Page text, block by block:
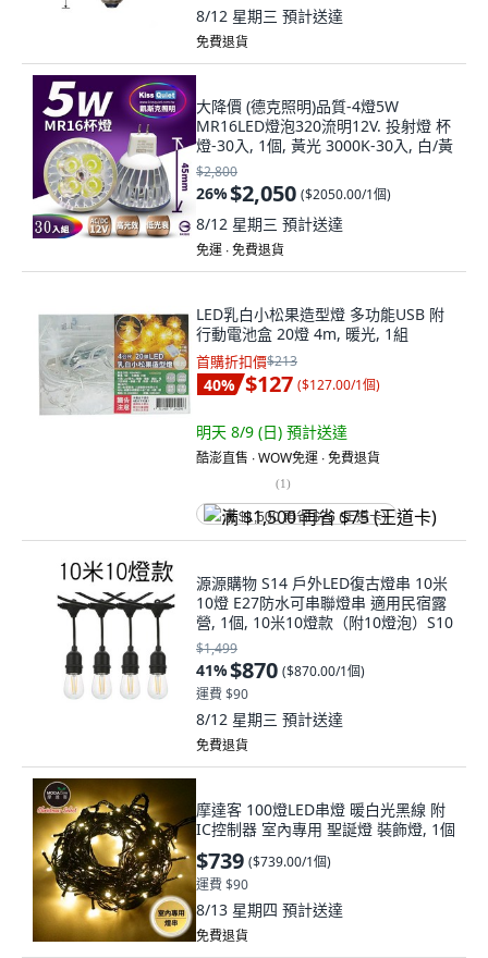
8/12 星期三 預計送達
免費退貨
大降價 (德克照明)品質-4燈5W
MR16LED燈泡320流明12V. 投射燈 杯
燈-30入, 1個, 黃光 3000K-30入, 白/黃
$2,800
26%$2,050 ($2050.00/1個)
8/12 星期三 預計送達
免運 ∙ 免費退貨
LED乳白小松果造型燈 多功能USB 附
行動電池盒 20燈 4m, 暖光, 1組
首購折扣價$213
40% $127 ($127.00/1個)
明天 8/9 (日) 預計送達
酷澎直售 ∙ WOW免運 ∙ 免費退貨
(1)
满 $1,500 再省 $75 (王道卡)
源源購物 S14 戶外LED復古燈串 10米
10燈 E27防水可串聯燈串 適用民宿露
營, 1個, 10米10燈款（附10燈泡）S10
$1,499
41%$870 ($870.00/1個)
運費 $90
8/12 星期三 預計送達
免費退貨
摩達客 100燈LED串燈 暖白光黑線 附
IC控制器 室內專用 聖誕燈 裝飾燈, 1個
$739 ($739.00/1個)
運費 $90
8/13 星期四 預計送達
免費退貨